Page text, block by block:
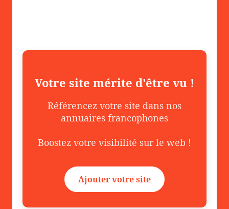
Votre site mérite d'être vu !
Référencez votre site dans nos
annuaires francophones
Boostez votre visibilité sur le web !
Ajouter votre site